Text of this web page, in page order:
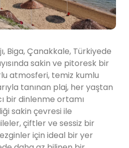
Biga, Çanakkale, Türkiyede
sakin ve pitoresk bir
atmosferi, temiz kumlu
tanınan plaj, her yaştan
bir dinlenme ortamı
sakin çevresi ile
çiftler ve sessiz bir
için ideal bir yer